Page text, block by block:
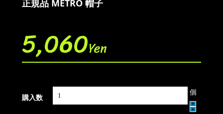
正規品 METRO 帽子
5,060Yen
購入数
個